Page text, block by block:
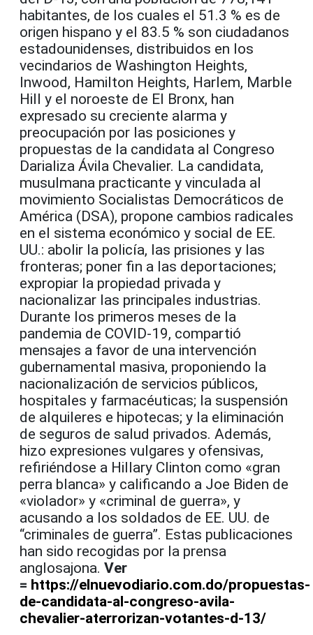
habitantes, de los cuales el 51.3 % es de
origen hispano y el 83.5 % son ciudadanos
estadounidenses, distribuidos en los
vecindarios de Washington Heights,
Inwood, Hamilton Heights, Harlem, Marble
Hill y el noroeste de El Bronx, han
expresado su creciente alarma y
preocupación por las posiciones y
propuestas de la candidata al Congreso
Darializa Ávila Chevalier. La candidata,
musulmana practicante y vinculada al
movimiento Socialistas Democráticos de
América (DSA), propone cambios radicales
en el sistema económico y social de EE.
UU.: abolir la policía, las prisiones y las
fronteras; poner fin a las deportaciones;
expropiar la propiedad privada y
nacionalizar las principales industrias.
Durante los primeros meses de la
pandemia de COVID-19, compartió
mensajes a favor de una intervención
gubernamental masiva, proponiendo la
nacionalización de servicios públicos,
hospitales y farmacéuticas; la suspensión
de alquileres e hipotecas; y la eliminación
de seguros de salud privados. Además,
hizo expresiones vulgares y ofensivas,
refiriéndose a Hillary Clinton como «gran
perra blanca» y calificando a Joe Biden de
«violador» y «criminal de guerra», y
acusando a los soldados de EE. UU. de
“criminales de guerra”. Estas publicaciones
han sido recogidas por la prensa
anglosajona. Ver
= https://elnuevodiario.com.do/propuestas-
de-candidata-al-congreso-avila-
chevalier-aterrorizan-votantes-d-13/